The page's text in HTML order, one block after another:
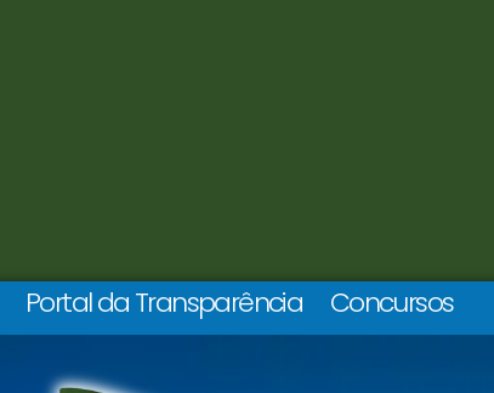
Portal da Transparência Concursos